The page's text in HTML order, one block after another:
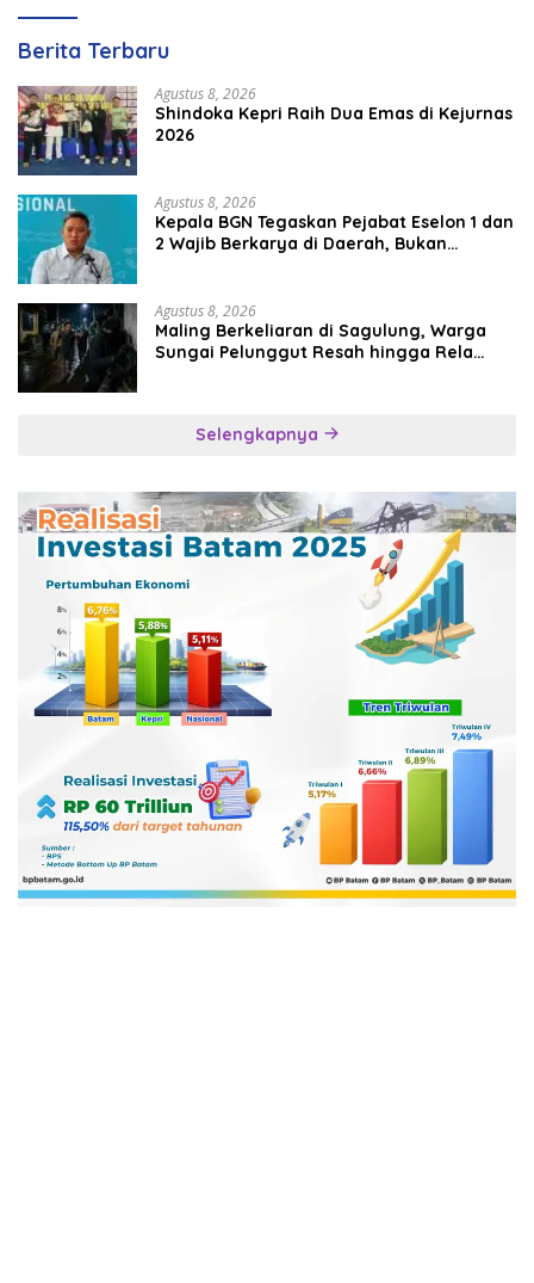
Berita Terbaru
Agustus 8, 2026
Shindoka Kepri Raih Dua Emas di Kejurnas
2026
Agustus 8, 2026
Kepala BGN Tegaskan Pejabat Eselon 1 dan
2 Wajib Berkarya di Daerah, Bukan
Agustus 8, 2026
Maling Berkeliaran di Sagulung, Warga
Sungai Pelunggut Resah hingga Rela
Selengkapnya